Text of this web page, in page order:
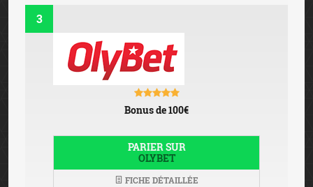
3
Bonus de 100€
PARIER SUR
OLYBET
FICHE DÉTAILLÉE